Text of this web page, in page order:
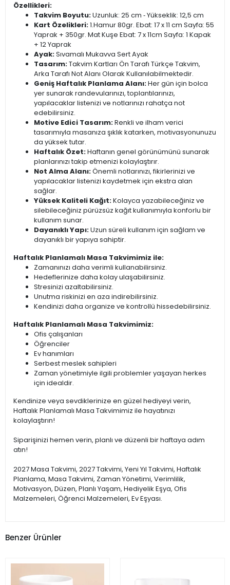
Özellikleri:
Takvim Boyutu:Uzunluk: 25 cm ‐ Yükseklik: 12,5 cm
Kart Özelikleri:1.Hamur 80gr. Ebat: 17 x 11 cm Sayfa: 55
Yaprak + 350gr. Mat Kuşe Ebat: 7 x 11cm Sayfa: 1 Kapak
+ 12 Yaprak
Ayak:Sıvamalı Mukavva Sert Ayak
Tasarım:Takvim Kartları Ön Tarafı Türkçe Takvim,
Arka Tarafı Not Alanı Olarak Kullanılabilmektedir.
Geniş Haftalık Planlama Alanı:Her gün için bolca
yer sunarak randevularınızı, toplantılarınızı,
yapılacaklar listenizi ve notlarınızı rahatça not
edebilirsiniz.
Motive Edici Tasarım:Renkli ve ilham verici
tasarımıyla masanıza şıklık katarken, motivasyonunuzu
da yüksek tutar.
Haftalık Özet:Haftanın genel görünümünü sunarak
planlarınızı takip etmenizi kolaylaştırır.
Not Alma Alanı:Önemli notlarınızı, fikirlerinizi ve
yapılacaklar listenizi kaydetmek için ekstra alan
sağlar.
Yüksek Kaliteli Kağıt:Kolayca yazabileceğiniz ve
silebileceğiniz pürüzsüz kağıt kullanımıyla konforlu bir
kullanım sunar.
Dayanıklı Yapı:Uzun süreli kullanım için sağlam ve
dayanıklı bir yapıya sahiptir.
Haftalık Planlamalı Masa Takvimimiz ile:
Zamanınızı daha verimli kullanabilirsiniz.
Hedeflerinize daha kolay ulaşabilirsiniz.
Stresinizi azaltabilirsiniz.
Unutma riskinizi en aza indirebilirsiniz.
Kendinizi daha organize ve kontrollü hissedebilirsiniz.
Haftalık Planlamalı Masa Takvimimiz:
Ofis çalışanları
Öğrenciler
Ev hanımları
Serbest meslek sahipleri
Zaman yönetimiyle ilgili problemler yaşayan herkes
için idealdir.
Kendinize veya sevdiklerinize en güzel hediyeyi verin,
Haftalık Planlamalı Masa Takvimimiz ile hayatınızı
kolaylaştırın!
Siparişinizi hemen verin, planlı ve düzenli bir haftaya adım
atın!
2027 Masa Takvimi, 2027 Takvimi, Yeni Yıl Takvimi, Haftalık
Planlama, Masa Takvimi, Zaman Yönetimi, Verimlilik,
Motivasyon, Düzen, Planlı Yaşam, Hediyelik Eşya, Ofis
Malzemeleri, Öğrenci Malzemeleri, Ev Eşyası.
Benzer Ürünler